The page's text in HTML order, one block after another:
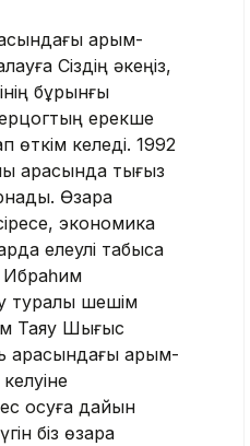
қарым-
Сіздің әкеңіз,
бұрынғы
ерекше
өткім келеді. 1992
арасында тығыз
Өзара
экономика
елеулі табысқа
Ибраһим
туралы шешім
Таяу Шығыс
арасындағы қарым-
қосуға дайын
біз өзара